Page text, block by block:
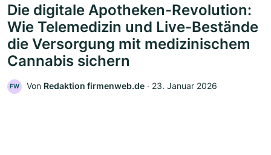
Die digitale Apotheken-Revolution:
Wie Telemedizin und Live-Bestände
die Versorgung mit medizinischem
Cannabis sichern
FW Von Redaktion firmenweb.de ‧ 23. Januar 2026